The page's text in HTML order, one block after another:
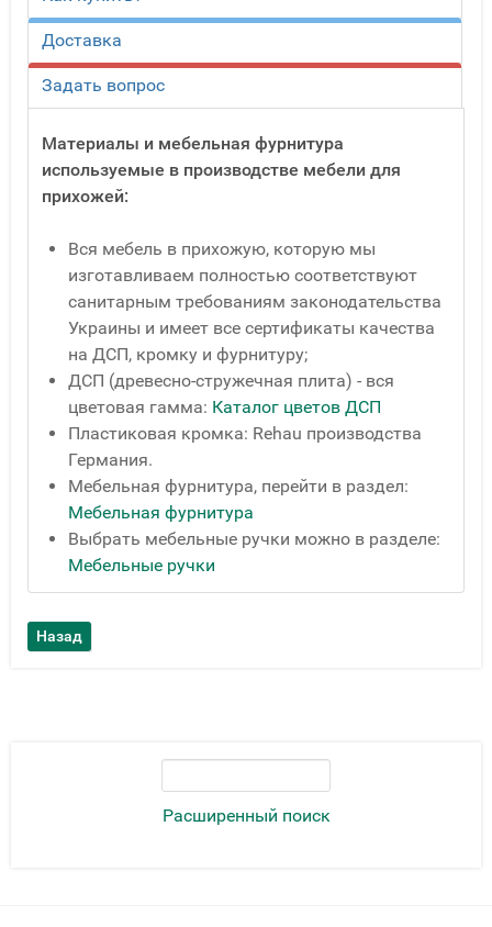
Расширенный поиск
Доставка
Задать вопрос
Материалы и мебельная фурнитура
используемые в производстве мебели для
прихожей:
Вся мебель в прихожую, которую мы
изготавливаем полностью соответствуют
санитарным требованиям законодательства
Украины и имеет все сертификаты качества
на ДСП, кромку и фурнитуру;
ДСП (древесно-стружечная плита) - вся
цветовая гамма: Каталог цветов ДСП
Пластиковая кромка: Rehau производства
Германия.
Мебельная фурнитура, перейти в раздел:
Мебельная фурнитура
Выбрать мебельные ручки можно в разделе:
Мебельные ручки